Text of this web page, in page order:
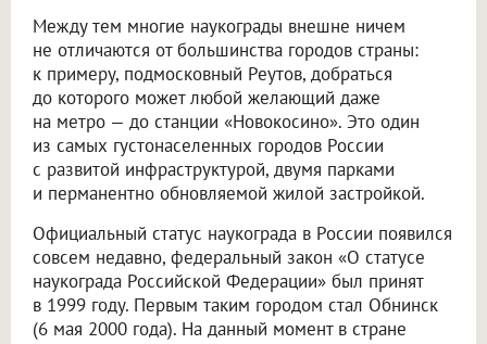
Между тем многие наукограды внешне ничем
не отличаются от большинства городов страны:
к примеру, подмосковный Реутов, добраться
до которого может любой желающий даже
на метро — до станции «Новокосино». Это один
из самых густонаселенных городов России
с развитой инфраструктурой, двумя парками
и перманентно обновляемой жилой застройкой.
Официальный статус наукограда в России появился
совсем недавно, федеральный закон «О статусе
наукограда Российской Федерации» был принят
в 1999 году. Первым таким городом стал Обнинск
(6 мая 2000 года). На данный момент в стране